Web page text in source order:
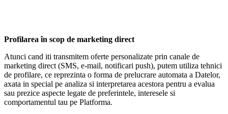
Profilarea în scop de marketing direct
Atunci cand iti transmitem oferte personalizate prin canale de
marketing direct (SMS, e-mail, notificari push), putem utiliza tehnici
de profilare, ce reprezinta o forma de prelucrare automata a Datelor,
axata in special pe analiza si interpretarea acestora pentru a evalua
sau prezice aspecte legate de preferintele, interesele si
comportamentul tau pe Platforma.